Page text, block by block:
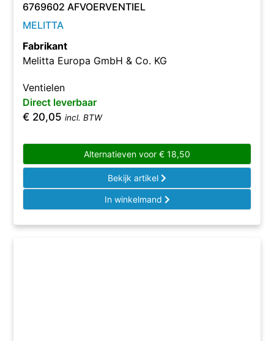
6769602 AFVOERVENTIEL
MELITTA
Fabrikant
Melitta Europa GmbH & Co. KG
Ventielen
Direct leverbaar
€ 20,05 incl. BTW
Alternatieven voor € 18,50
Bekijk artikel
In winkelmand